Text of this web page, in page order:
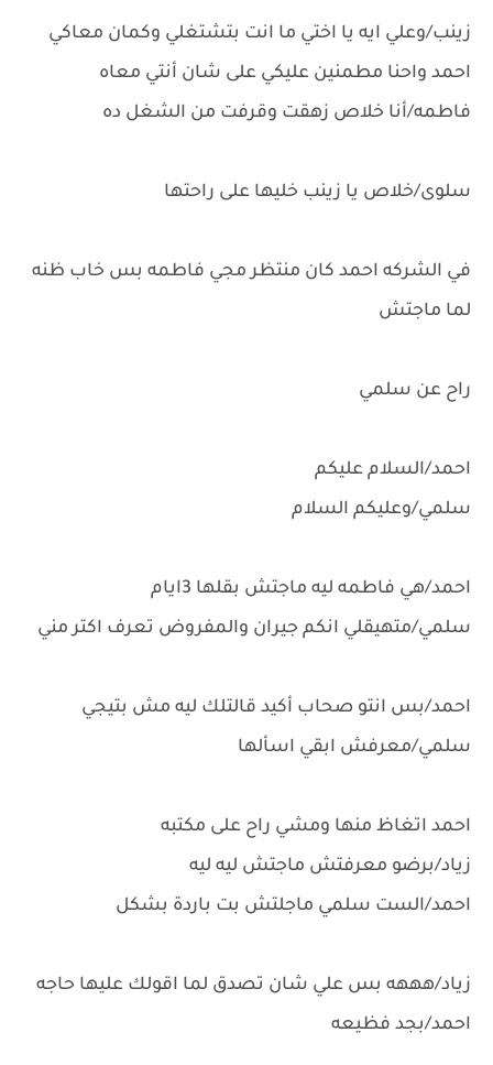
زينب/وعلي ايه يا اختي ما انت بتشتغلي وكمان معاكي
احمد واحنا مطمنين عليكي على شان أنتي معاه
فاطمه/أنا خلاص زهقت وقرفت من الشغل ده
سلوى/خلاص يا زينب خليها على راحتها
في الشركه احمد كان منتظر مجي فاطمه بس خاب ظنه
لما ماجتش
راح عن سلمي
احمد/السلام عليكم
سلمي/وعليكم السلام
احمد/هي فاطمه ليه ماجتش بقلها 3ايام
سلمي/متهيقلي انكم جيران والمفروض تعرف اكتر مني
احمد/بس انتو صحاب أكيد قالتلك ليه مش بتيجي
سلمي/معرفش ابقي اسألها
احمد اتغاظ منها ومشي راح على مكتبه
زياد/برضو معرفتش ماجتش ليه ليه
احمد/الست سلمي ماجلتش بت باردة بشكل
زياد/هههه بس علي شان تصدق لما اقولك عليها حاجه
احمد/بجد فظيعه